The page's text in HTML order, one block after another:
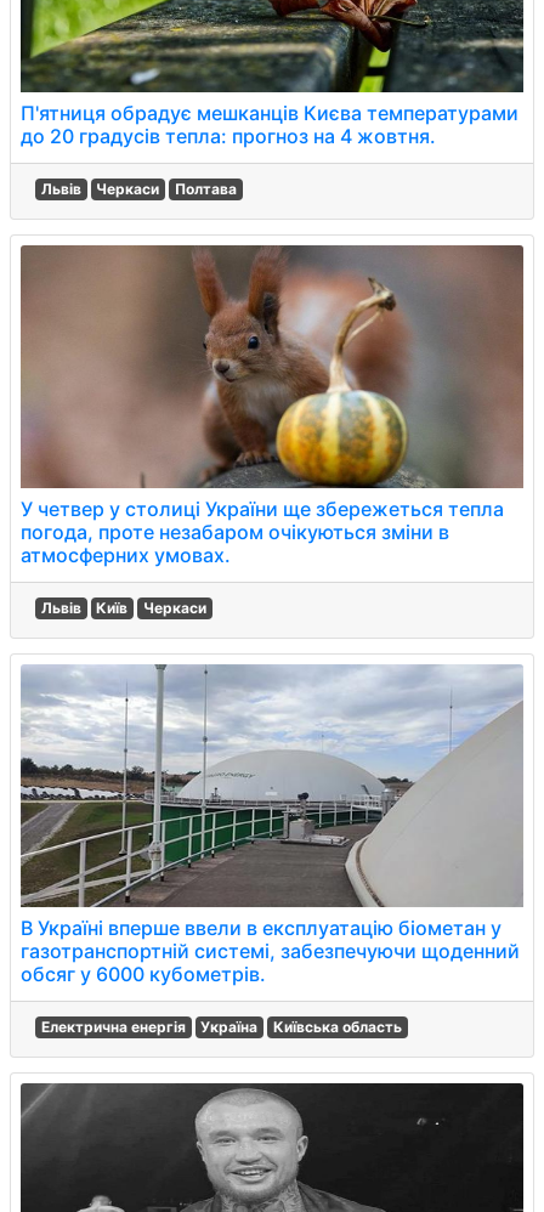
П'ятниця обрадує мешканців Києва температурами
до 20 градусів тепла: прогноз на 4 жовтня.
Львів Черкаси Полтава
У четвер у столиці України ще збережеться тепла
погода, проте незабаром очікуються зміни в
атмосферних умовах.
Львів Київ Черкаси
В Україні вперше ввели в експлуатацію біометан у
газотранспортній системі, забезпечуючи щоденний
обсяг у 6000 кубометрів.
Електрична енергія Україна Київська область